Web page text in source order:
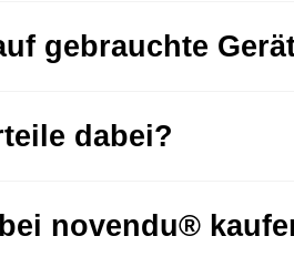
gebrauchte
dabei?
novendu®